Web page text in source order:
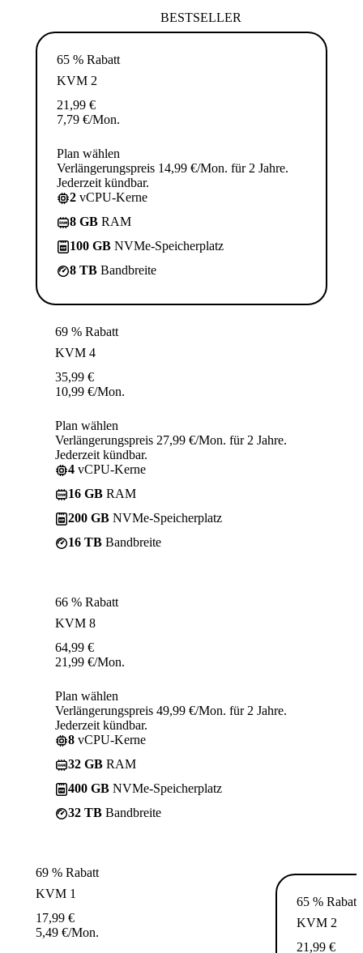
BESTSELLER
65 % Rabatt
KVM 2
21,99 €
7,79 €/Mon.
Plan wählen
Verlängerungspreis 14,99 €/Mon. für 2 Jahre.
Jederzeit kündbar.
2 vCPU-Kerne
8 GB RAM
100 GB NVMe-Speicherplatz
8 TB Bandbreite
69 % Rabatt
KVM 4
35,99 €
10,99 €/Mon.
Plan wählen
Verlängerungspreis 27,99 €/Mon. für 2 Jahre.
Jederzeit kündbar.
4 vCPU-Kerne
16 GB RAM
200 GB NVMe-Speicherplatz
16 TB Bandbreite
66 % Rabatt
KVM 8
64,99 €
21,99 €/Mon.
Plan wählen
Verlängerungspreis 49,99 €/Mon. für 2 Jahre.
Jederzeit kündbar.
8 vCPU-Kerne
32 GB RAM
400 GB NVMe-Speicherplatz
32 TB Bandbreite
69 % Rabatt
KVM 1
17,99 €
5,49 €/Mon.
65 % Rabatt
KVM 2
21,99 €